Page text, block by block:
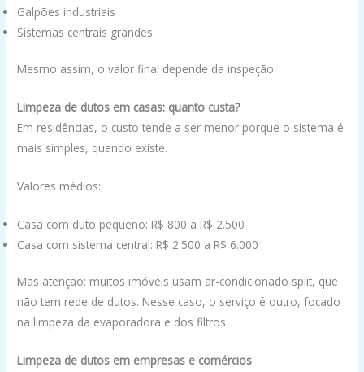
Galpões industriais
Sistemas centrais grandes
Mesmo assim, o valor final depende da inspeção.
Limpeza de dutos em casas: quanto custa?
Em residências, o custo tende a ser menor porque o sistema é
mais simples, quando existe.
Valores médios:
Casa com duto pequeno: R$ 800 a R$ 2.500
Casa com sistema central: R$ 2.500 a R$ 6.000
Mas atenção: muitos imóveis usam ar-condicionado split, que
não tem rede de dutos. Nesse caso, o serviço é outro, focado
na limpeza da evaporadora e dos filtros.
Limpeza de dutos em empresas e comércios